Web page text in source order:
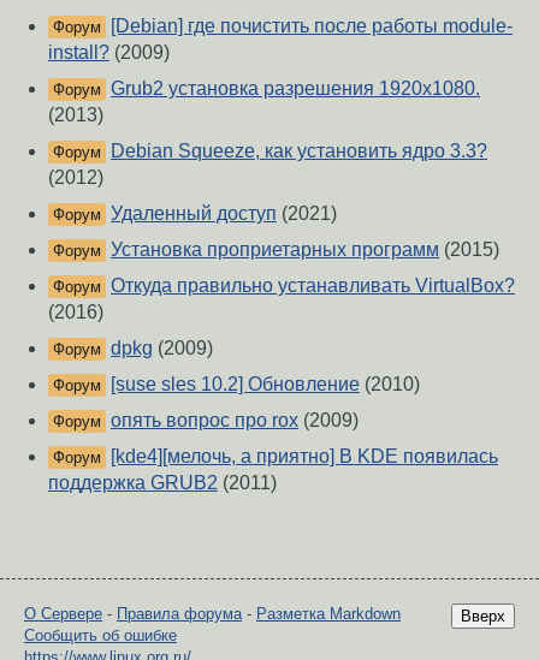
Форум
[Debian] где почистить после работы module-
install? (2009)
Форум Grub2 установка разрешения 1920x1080.
(2013)
Форум
Debian Squeeze, как установить ядро 3.3?
(2012)
Форум Удаленный доступ (2021)
Форум Установка проприетарных программ (2015)
Форум Откуда правильно устанавливать VirtualBox?
(2016)
Форум dpkg (2009)
Форум [suse sles 10.2] Обновление (2010)
Форум опять вопрос про rox (2009)
Форум
[kde4][мелочь, а приятно] В KDE появилась
поддержка GRUB2 (2011)
Вверх
О Сервере - Правила форума- Разметка Markdown
Сообщить об ошибке